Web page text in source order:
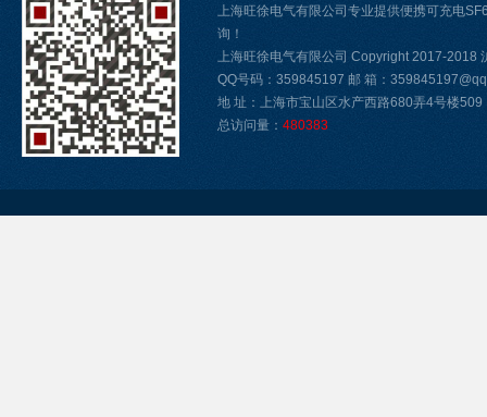
上海旺徐电气有限公司专业提供便携可充电
询！
上海旺徐电气有限公司 Copyright 2017-2018
QQ号码：359845197 邮 箱：
地 址：上海市宝山区水产西路680弄4号楼509
总访问量： 480383